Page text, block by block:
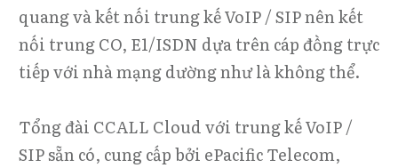
quang và kết nối trung kế VoIP / SIP nên kết
nối trung CO, E1/ISDN dựa trên cáp đồng trực
tiếp với nhà mạng dường như là không thể.
Tổng đài CCALL Cloud với trung kế VoIP /
SIP sẵn có, cung cấp bởi ePacific Telecom,